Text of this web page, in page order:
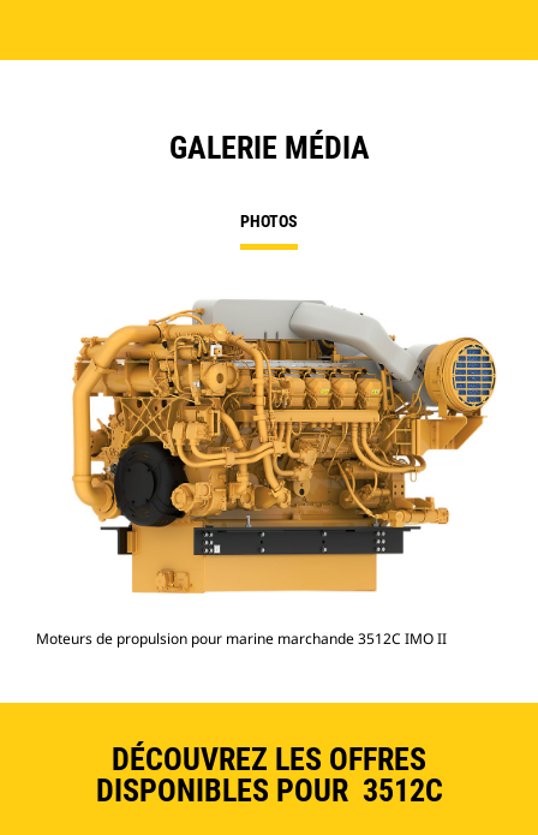
GALERIE MÉDIA
PHOTOS
Moteurs de propulsion pour marine marchande 3512C IMO II
DÉCOUVREZ LES OFFRES
DISPONIBLES POUR 3512C